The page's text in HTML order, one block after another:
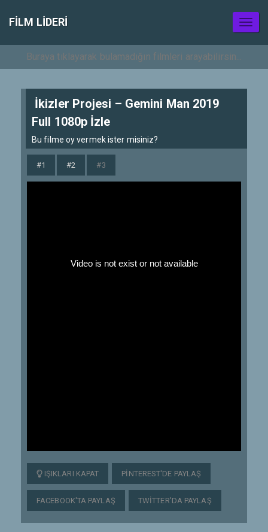
FILM LIDERI
İkizler Projesi – Gemini Man 2019
Full 1080p İzle
Bu filme oy vermek ister misiniz?
#1 #2 #3
IŞIKLARI KAPAT PINTEREST'DE PAYLAŞ
FACEBOOK'TA PAYLAŞ TWITTER'DA PAYLAŞ